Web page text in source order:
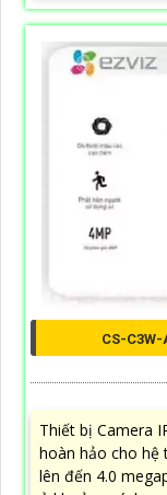
CS-C3W-
Thiết bị Camera
hoàn hảo cho hệ
lên đến 4.0